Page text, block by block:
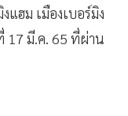
ฮม เมืองเบอร์มิง
17 มี.ค. 65 ที่ผ่าน